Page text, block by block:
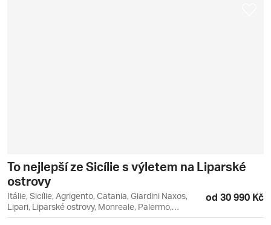
To nejlepší ze Sicílie s výletem na Liparské
ostrovy
Itálie, Sicílie, Agrigento, Catania, Giardini Naxos,
Lipari, Liparské ostrovy, Monreale, Palermo,
Syrakusy, Vulcano
od 30 990 Kč